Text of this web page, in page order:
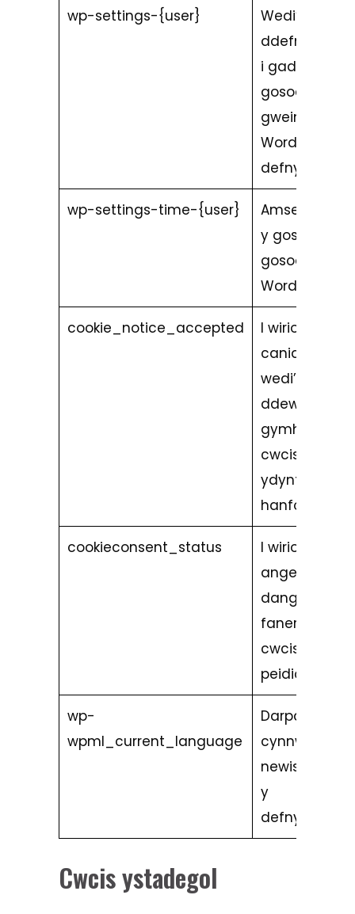
wp-settings-{user}
Wedi’i
ddefnyddio
i gadw
gosodiadau
gweinyddol
WordPress
defnyddwyr
wp-settings-time-{user}
Amser pryd
y gosodwyd
gosodiadau
WordPress
cookie_notice_accepted
I wirio a yw
caniatâd
wedi’i
ddewis i
gymhwyso
cwcis nad
ydynt yn
hanfodol
cookieconsent_status
I wirio a oes
angen
dangos y
faner dewis
cwcis ai
peidio
wp-
wpml_current_language
Darparu’r
cynnwys yn
newis iaith
y
defnyddwyr
Cwcis ystadegol